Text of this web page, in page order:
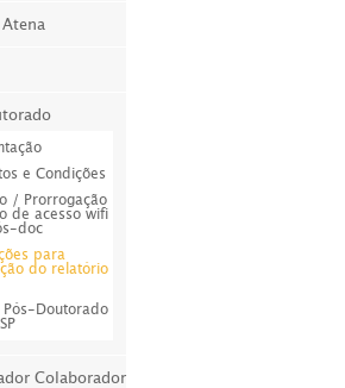
e Condições
/ Prorrogação
de acesso wifi
doc
para
do relatório
Doutorado
Colaborador